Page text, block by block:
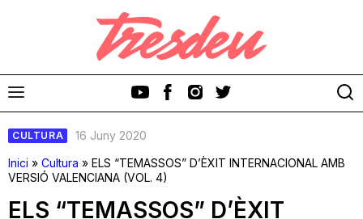
CULTURA
16 Juny 2020
Inici » Cultura » ELS “TEMASSOS” D’ÈXIT INTERNACIONAL AMB
VERSIÓ VALENCIANA (VOL. 4)
ELS “TEMASSOS” D’ÈXIT